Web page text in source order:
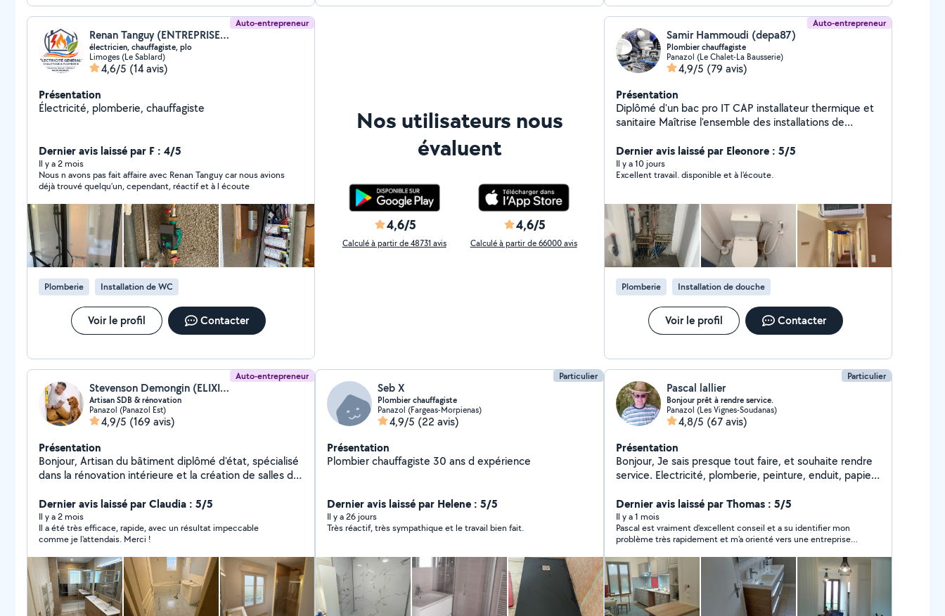
Auto-entrepreneur
Renan Tanguy (ENTREPRISE RENAN TANGUY)
électricien, chauffagiste, plo
Limoges (Le Sablard)
4,6/5 (14 avis)
Présentation
Électricité, plomberie, chauffagiste
Dernier avis laissé par F : 4/5
Il y a 2 mois
Nous n avons pas fait affaire avec Renan Tanguy car nous avions
déjà trouvé quelqu’un, cependant, réactif et à l écoute
Plomberie Installation de WC
Voir le profil Contacter
Nos utilisateurs nous
évaluent
4,6/5
Calculé à partir de 48731 avis
4,6/5
Calculé à partir de 66000 avis
Auto-entrepreneur
Samir Hammoudi (depa87)
Plombier chauffagiste
Panazol (Le Chalet-La Bausserie)
4,9/5 (79 avis)
Présentation
Diplômé d'un bac pro IT CAP installateur thermique et
sanitaire Maîtrise l'ensemble des installations de
avec une disponibilité assez arrangeante. Maîtrise la
soudure cuivre comme acier.
Dernier avis laissé par Eleonore : 5/5
Il y a 10 jours
Excellent travail. disponible et à l'écoute.
Plomberie Installation de douche
Voir le profil Contacter
Auto-entrepreneur
Stevenson Demongin (ELIXIR)
Artisan SDB & rénovation
Panazol (Panazol Est)
4,9/5 (169 avis)
Présentation
Bonjour, Artisan du bâtiment diplômé d'état, spécialisé
dans la rénovation intérieure et la création de salles de
projets avec sérieux et méthode. Prestations
proposées : Création et rénovation de salles de bains.
Électricité et plomberie. Carrelage, faïence et parquet.
Plaques de plâtre. Peinture, toile de verre et papier
peint. Montage de meubles, cuisines et salles de bains.
Assurances décennale et responsabilité civile
professionnelle à jour (attestations disponibles sur
demande). Travail réalisé dans le respect des normes
Dernier avis laissé par Claudia : 5/5
Il y a 2 mois
Il a été très efficace, rapide, avec un résultat impeccable
comme je l'attendais. Merci !
Particulier
Seb X
Plombier chauffagiste
Panazol (Fargeas-Morpienas)
4,9/5 (22 avis)
Présentation
Plombier chauffagiste 30 ans d expérience
Dernier avis laissé par Helene : 5/5
Il y a 26 jours
Très réactif, très sympathique et le travail bien fait.
Particulier
Pascal lallier
Bonjour prêt à rendre service.
Panazol (Les Vignes-Soudanas)
4,8/5 (67 avis)
Présentation
Bonjour, Je sais presque tout faire, et souhaite rendre
service. Electricité, plomberie, peinture, enduit, papier
petite mécanique. Et bien d'autres choses. Tarifs plus
que raisonnables.
Dernier avis laissé par Thomas : 5/5
Il y a 1 mois
Pascal est vraiment d'excellent conseil et a su identifier mon
problème très rapidement et m'a orienté vers une entreprise